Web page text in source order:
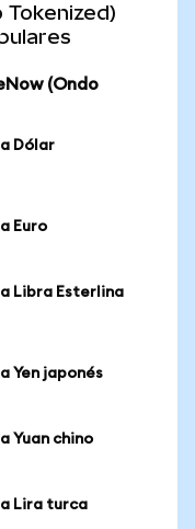
Tokenized)
(Ondo
Dólar
Euro
Libra Esterlina
Yen japonés
Yuan chino
Lira turca